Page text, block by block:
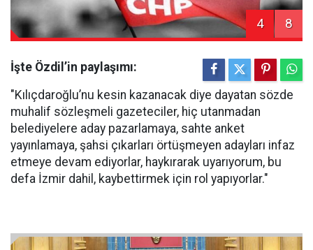
4 8
İşte Özdil’in paylaşımı:
"Kılıçdaroğlu’nu kesin kazanacak diye dayatan sözde
muhalif sözleşmeli gazeteciler, hiç utanmadan
belediyelere aday pazarlamaya, sahte anket
yayınlamaya, şahsi çıkarları örtüşmeyen adayları infaz
etmeye devam ediyorlar, haykırarak uyarıyorum, bu
defa İzmir dahil, kaybettirmek için rol yapıyorlar."